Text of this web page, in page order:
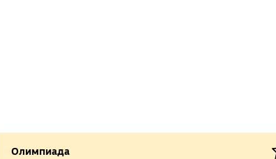
Олимпиада